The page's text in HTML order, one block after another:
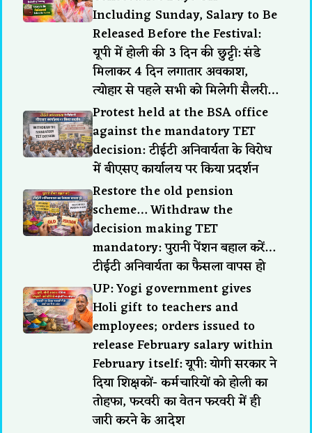
Including Sunday, Salary to Be
Released Before the Festival:
यूपी में होली की 3 दिन की छुट्टी: संडे
मिलाकर 4 दिन लगातार अवकाश,
त्योहार से पहले सभी को मिलेगी सैलरी…
Protest held at the BSA office
against the mandatory TET
decision: टीईटी अनिवार्यता के विरोध
में बीएसए कार्यालय पर किया प्रदर्शन
Restore the old pension
scheme… Withdraw the
decision making TET
mandatory: पुरानी पेंशन बहाल करें…
टीईटी अनिवार्यता का फैसला वापस हो
UP: Yogi government gives
Holi gift to teachers and
employees; orders issued to
release February salary within
February itself: यूपी: योगी सरकार ने
दिया शिक्षकों- कर्मचारियों को होली का
तोहफा, फरवरी का वेतन फरवरी में ही
जारी करने के आदेश